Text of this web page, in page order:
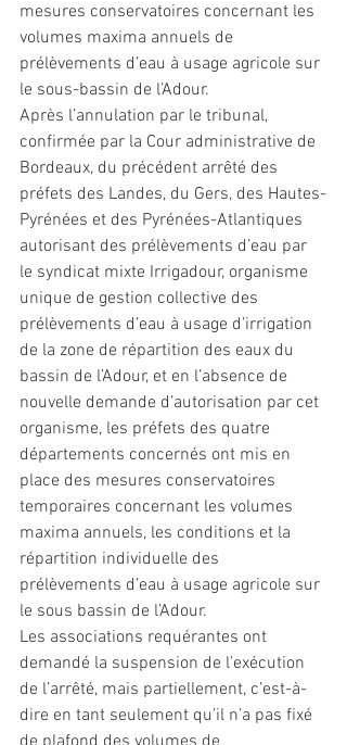
mesures conservatoires concernant les
volumes maxima annuels de
prélèvements d’eau à usage agricole sur
le sous-bassin de l’Adour.
Après l’annulation par le tribunal,
confirmée par la Cour administrative de
Bordeaux, du précédent arrêté des
préfets des Landes, du Gers, des Hautes-
Pyrénées et des Pyrénées-Atlantiques
autorisant des prélèvements d’eau par
le syndicat mixte Irrigadour, organisme
unique de gestion collective des
prélèvements d’eau à usage d’irrigation
de la zone de répartition des eaux du
bassin de l’Adour, et en l’absence de
nouvelle demande d’autorisation par cet
organisme, les préfets des quatre
départements concernés ont mis en
place des mesures conservatoires
temporaires concernant les volumes
maxima annuels, les conditions et la
répartition individuelle des
prélèvements d’eau à usage agricole sur
le sous bassin de l’Adour.
Les associations requérantes ont
demandé la suspension de l’exécution
de l’arrêté, mais partiellement, c’est-à-
dire en tant seulement qu’il n’a pas fixé